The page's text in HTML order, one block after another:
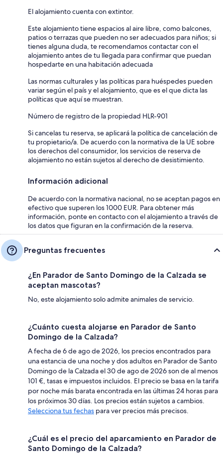
El alojamiento cuenta con extintor.
Este alojamiento tiene espacios al aire libre, como balcones,
patios o terrazas que pueden no ser adecuados para niños; si
tienes alguna duda, te recomendamos contactar con el
alojamiento antes de tu llegada para confirmar que puedan
hospedarte en una habitación adecuada
Las normas culturales y las políticas para huéspedes pueden
variar según el país y el alojamiento, que es el que dicta las
políticas que aquí se muestran.
Número de registro de la propiedad HLR-901
Si cancelas tu reserva, se aplicará la política de cancelación de
tu propietario/a. De acuerdo con la normativa de la UE sobre
los derechos del consumidor, los servicios de reserva de
alojamiento no están sujetos al derecho de desistimiento.
Información adicional
De acuerdo con la normativa nacional, no se aceptan pagos en
efectivo que superen los 1000 EUR. Para obtener más
información, ponte en contacto con el alojamiento a través de
los datos que figuran en la confirmación de la reserva.
Preguntas frecuentes
¿En Parador de Santo Domingo de la Calzada se
aceptan mascotas?
No, este alojamiento solo admite animales de servicio.
¿Cuánto cuesta alojarse en Parador de Santo
Domingo de la Calzada?
A fecha de 6 de ago de 2026, los precios encontrados para
una estancia de una noche y dos adultos en Parador de Santo
Domingo de la Calzada el 30 de ago de 2026 son de al menos
101 €, tasas e impuestos incluidos. El precio se basa en la tarifa
por noche más barata encontrada en las últimas 24 horas para
los próximos 30 días. Los precios están sujetos a cambios.
Selecciona tus fechas para ver precios más precisos.
¿Cuál es el precio del aparcamiento en Parador de
Santo Domingo de la Calzada?